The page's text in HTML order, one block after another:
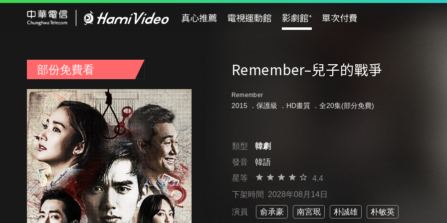
真心推薦 電視運動館 影劇館⁺ 單次付費
部份免費看 Remember–兒子的戰爭
Remember
2015 ． 保護級 ．HD畫質 ．全20集(部分免費)
類型
韓劇
發音
韓語
星等
4.4
下架時間 2028年08月14日
演員 俞承豪 南宮珉 朴誠雄 朴敏英